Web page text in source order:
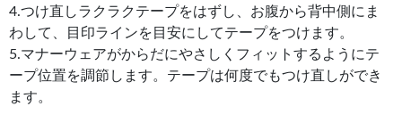
4.つけ直しラクラクテープをはずし、お腹から背中側にま
わして、目印ラインを目安にしてテープをつけます。
5.マナーウェアがからだにやさしくフィットするようにテ
ープ位置を調節します。テープは何度でもつけ直しができ
ます。